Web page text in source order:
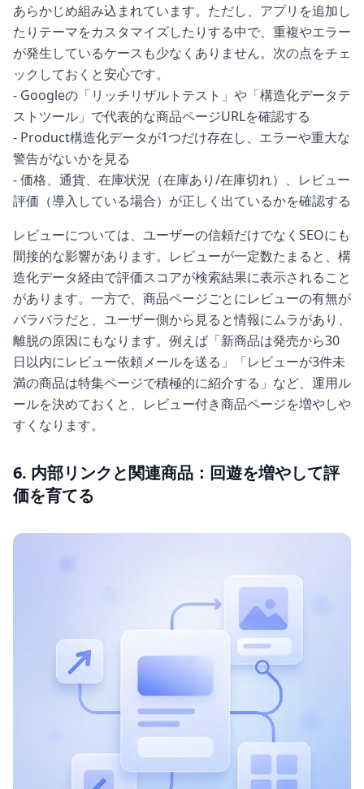
あらかじめ組み込まれています。ただし、アプリを追加し
たりテーマをカスタマイズしたりする中で、重複やエラー
が発生しているケースも少なくありません。次の点をチェ
ックしておくと安心です。
- Googleの「リッチリザルトテスト」や「構造化データテ
ストツール」で代表的な商品ページURLを確認する
- Product構造化データが1つだけ存在し、エラーや重大な
警告がないかを見る
- 価格、通貨、在庫状況（在庫あり/在庫切れ）、レビュー
評価（導入している場合）が正しく出ているかを確認する
レビューについては、ユーザーの信頼だけでなくSEOにも
間接的な影響があります。レビューが一定数たまると、構
造化データ経由で評価スコアが検索結果に表示されること
があります。一方で、商品ページごとにレビューの有無が
バラバラだと、ユーザー側から見ると情報にムラがあり、
離脱の原因にもなります。例えば「新商品は発売から30
日以内にレビュー依頼メールを送る」「レビューが3件未
満の商品は特集ページで積極的に紹介する」など、運用ル
ールを決めておくと、レビュー付き商品ページを増やしや
すくなります。
6. 内部リンクと関連商品：回遊を増やして評
価を育てる